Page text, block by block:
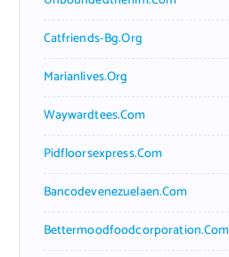
Catfriends-Bg.org
Marianlives.org
Waywardtees.com
Pidfloorsexpress.com
Bancodevenezuelaen.com
Bettermoodfoodcorporation.com